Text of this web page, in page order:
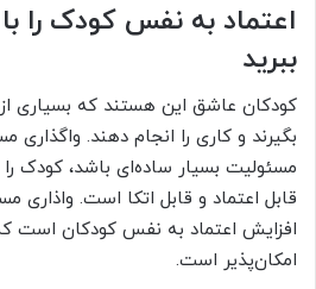
اعتماد به نفس کودک را
ببرید
کودکان عاشق این هستند که بسیاری
بگیرند و کاری را انجام دهند.
مسئولیت بسیار ساده‌ای باشد، کودک
قابل اعتماد و قابل اتکا است. واذاری
افزایش اعتماد به نفس کودکان است
امکان‌پذیر است.